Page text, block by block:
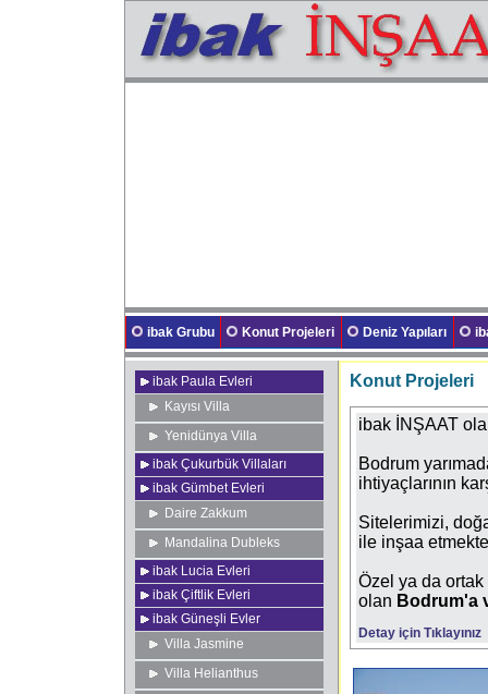
ibak Grubu Konut Projeleri Deniz Yapıları
ibak Paula Evleri
Kayısı Villa
Yenidünya Villa
ibak Çukurbük Villaları
ibak Gümbet Evleri
Daire Zakkum
Mandalina Dubleks
ibak Lucia Evleri
ibak Çiftlik Evleri
ibak Güneşli Evler
Villa Jasmine
Villa Helianthus
Konut Projeleri
ibak İNŞAAT
Bodrum
ihtiyaçlarının
Sitelerimizi,
ile inşaa
Özel ya da ortak
olan Bodrum'a
Detay için Tıklayınız